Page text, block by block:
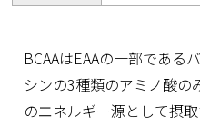
BCAAはEAAの一部である
シンの3種類のアミノ酸の
のエネルギー源として摂